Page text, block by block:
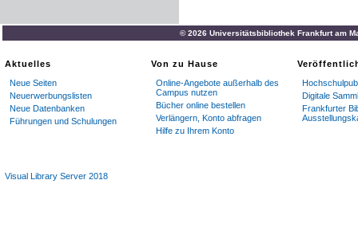
© 2026 Universitätsbibliothek Frankfurt am
Aktuelles
Neue Seiten
Neuerwerbungslisten
Neue Datenbanken
Führungen und Schulungen
Von zu Hause
Online-Angebote außerhalb des
Campus nutzen
Bücher online bestellen
Verlängern, Konto abfragen
Hilfe zu Ihrem Konto
Digitale
Frankfurter
Visual Library Server 2018